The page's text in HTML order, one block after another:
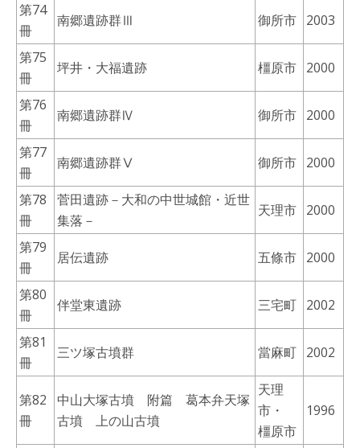
第74
冊
南郷遺跡群Ⅲ 御所市 2003
第75
冊
坪井・大福遺跡 橿原市 2000
第76
冊
南郷遺跡群Ⅳ 御所市 2000
第77
冊
南郷遺跡群Ⅴ 御所市 2000
第78
冊
菅田遺跡－大和の中世城館・近世
集落－
天理市 2000
第79
冊
居伝遺跡 五條市 2000
第80
冊
伴堂東遺跡 三宅町 2002
第81
冊
三ツ塚古墳群 當麻町 2002
第82
冊
中山大塚古墳 附篇 葛本弁天塚
古墳 上の山古墳
天理
市・
橿原市
1996